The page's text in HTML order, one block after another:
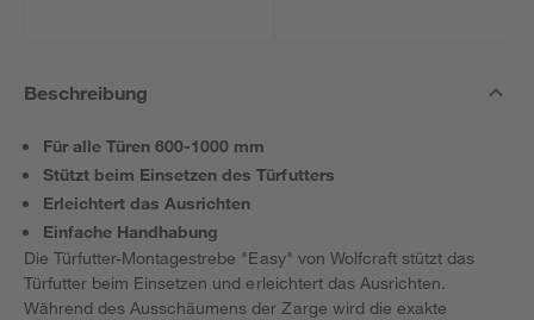
Beschreibung
Für alle Türen 600-1000 mm
Stützt beim Einsetzen des Türfutters
Erleichtert das Ausrichten
Einfache Handhabung
Die Türfutter-Montagestrebe "Easy" von Wolfcraft stützt das
Türfutter beim Einsetzen und erleichtert das Ausrichten.
Während des Ausschäumens der Zarge wird die exakte